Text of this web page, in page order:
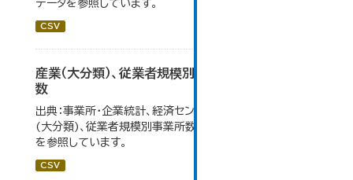
データを参照しています。
CSV
産業（大分類）、従業者規模別事業所数及び従業者
数
出典：事業所・企業統計、経済センサス。大仙市の統計「産業
(大分類)、従業者規模別事業所数及び従業者数」のデータ
を参照しています。
CSV